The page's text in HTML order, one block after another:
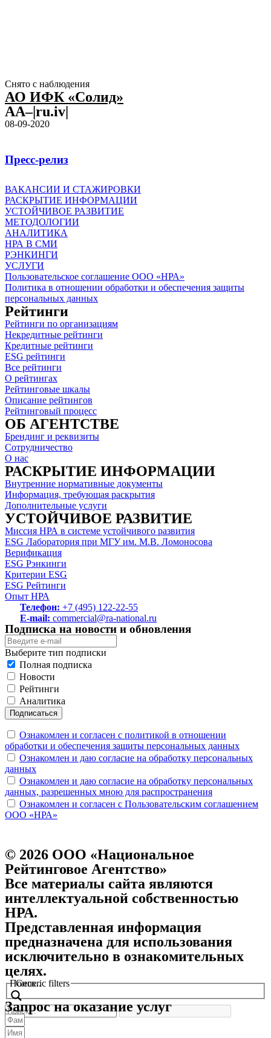
Снято с наблюдения
АО ИФК «Солид»
AA–|ru.iv|
08-09-2020
Пресс-релиз
ВАКАНСИИ И СТАЖИРОВКИ
РАСКРЫТИЕ ИНФОРМАЦИИ
УСТОЙЧИВОЕ РАЗВИТИЕ
МЕТОДОЛОГИИ
АНАЛИТИКА
НРА В СМИ
РЭНКИНГИ
УСЛУГИ
Пользовательское соглашение ООО «НРА»
Политика в отношении обработки и обеспечения защиты
персональных данных
Рейтинги
Рейтинги по организациям
Некредитные рейтинги
Кредитные рейтинги
ESG рейтинги
Все рейтинги
О рейтингах
Рейтинговые шкалы
Описание рейтингов
Рейтинговый процесс
ОБ АГЕНТСТВЕ
Брендинг и реквизиты
Сотрудничество
О нас
РАСКРЫТИЕ ИНФОРМАЦИИ
Внутренние нормативные документы
Информация, требующая раскрытия
Дополнительные услуги
УСТОЙЧИВОЕ РАЗВИТИЕ
Миссия НРА в системе устойчивого развития
ESG Лаборатория при МГУ им. М.В. Ломоносова
Верификация
ESG Рэнкинги
Критерии ESG
ESG Рейтинги
Опыт НРА
Телефон: +7 (495) 122-22-55
E-mail: commercial@ra-national.ru
Подписка на новости и обновления
Выберите тип подписки
Полная подписка
Новости
Рейтинги
Аналитика
Подписаться
Ознакомлен и согласен с политикой в отношении
обработки и обеспечения защиты персональных данных
Ознакомлен и даю согласие на обработку персональных
данных
Ознакомлен и даю согласие на обработку персональных
данных, разрешенных мною для распространения
Ознакомлен и согласен с Пользовательским соглашением
ООО «НРА»
© 2026 ООО «Национальное
Рейтинговое Агентство»
Все материалы сайта являются
интеллектуальной собственностью
НРА.
Представленная информация
предназначена для использования
исключительно в ознакомительных
целях.
Поиск..
Generic filters
Запрос на оказание услуг